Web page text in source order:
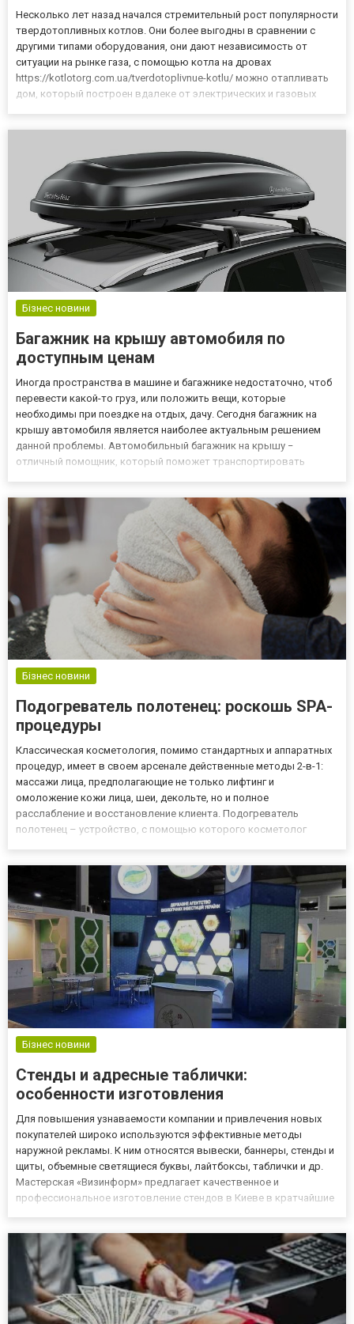
Несколько лет назад начался стремительный рост популярности
твердотопливных котлов. Они более выгодны в сравнении с
другими типами оборудования, они дают независимость от
ситуации на рынке газа, с помощью котла на дровах
https://kotlotorg.com.ua/tverdotoplivnue-kotlu/ можно отапливать
дом, который построен вдалеке от электрических и газовых
Бізнес новини
Багажник на крышу автомобиля по
доступным ценам
Иногда пространства в машине и багажнике недостаточно, чтоб
перевести какой-то груз, или положить вещи, которые
необходимы при поездке на отдых, дачу. Сегодня багажник на
крышу автомобиля является наиболее актуальным решением
данной проблемы. Автомобильный багажник на крышу −
отличный помощник, который поможет транспортировать
багажники − это...
Бізнес новини
Подогреватель полотенец: роскошь SPA-
процедуры
Классическая косметология, помимо стандартных и аппаратных
процедур, имеет в своем арсенале действенные методы 2-в-1:
массажи лица, предполагающие не только лифтинг и
омоложение кожи лица, шеи, декольте, но и полное
расслабление и восстановление клиента. Подогреватель
полотенец – устройство, с помощью которого косметолог
Массаж лица – давняя ме...
Бізнес новини
Стенды и адресные таблички:
особенности изготовления
Для повышения узнаваемости компании и привлечения новых
покупателей широко используются эффективные методы
наружной рекламы. К ним относятся вывески, баннеры, стенды и
щиты, объемные светящиеся буквы, лайтбоксы, таблички и др.
Мастерская «Визинформ» предлагает качественное и
профессиональное изготовление стендов в Киеве в кратчайшие
ее эффек...